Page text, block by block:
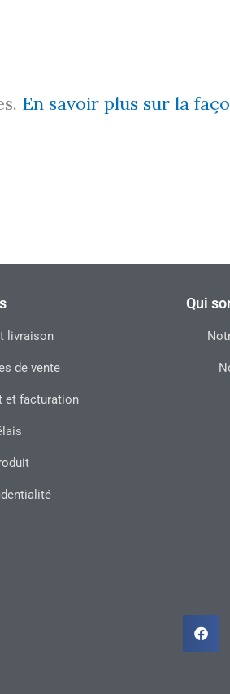
En savoir plus sur la
livraison
de vente
et facturation
Qui